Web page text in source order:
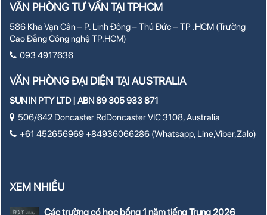
VĂN PHÒNG TƯ VẤN TẠI TPHCM
586 Kha Vạn Cân – P. Linh Đông – Thủ Đức – TP .HCM (Trường
Cao Đẳng Công nghệ TP.HCM)
093 4917636
VĂN PHÒNG ĐẠI DIỆN TẠI AUSTRALIA
SUN IN PTY LTD | ABN 89 305 933 871
506/642 Doncaster RdDoncaster VIC 3108, Australia
+61 452656969 +84936066286 (Whatsapp, Line,Viber,Zalo)
XEM NHIỀU
Các trường có học bổng 1 năm tiếng Trung 2026